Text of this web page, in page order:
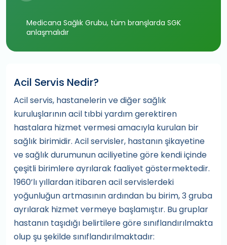
Medicana Sağlık Grubu, tüm branşlarda SGK
anlaşmalıdır
Acil Servis Nedir?
Acil servis, hastanelerin ve diğer sağlık
kuruluşlarının acil tıbbi yardım gerektiren
hastalara hizmet vermesi amacıyla kurulan bir
sağlık birimidir. Acil servisler, hastanın şikayetine
ve sağlık durumunun aciliyetine göre kendi içinde
çeşitli birimlere ayrılarak faaliyet göstermektedir.
1960’lı yıllardan itibaren acil servislerdeki
yoğunluğun artmasının ardından bu birim, 3 gruba
ayrılarak hizmet vermeye başlamıştır. Bu gruplar
hastanın taşıdığı belirtilere göre sınıflandırılmakta
olup şu şekilde sınıflandırılmaktadır: